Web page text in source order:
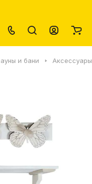
и бани